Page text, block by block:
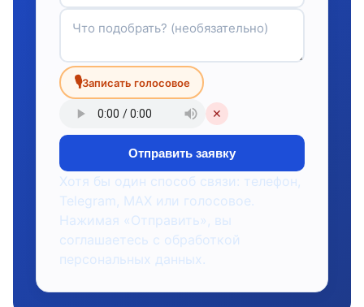
🎙Записать голосовое
✕
Отправить заявку
Хотя бы один способ связи: телефон,
Telegram, MAX или голосовое.
Нажимая «Отправить», вы
соглашаетесь с обработкой
персональных данных.